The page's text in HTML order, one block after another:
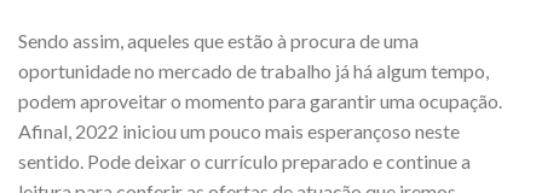
Sendo assim, aqueles que estão à procura de uma
oportunidade no mercado de trabalho já há algum tempo,
podem aproveitar o momento para garantir uma ocupação.
Afinal, 2022 iniciou um pouco mais esperançoso neste
sentido. Pode deixar o currículo preparado e continue a